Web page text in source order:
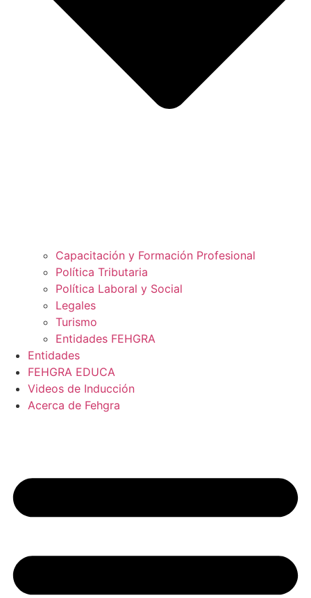
Capacitación y Formación Profesional
Política Tributaria
Política Laboral y Social
Legales
Turismo
Entidades FEHGRA
Entidades
FEHGRA EDUCA
Videos de Inducción
Acerca de Fehgra